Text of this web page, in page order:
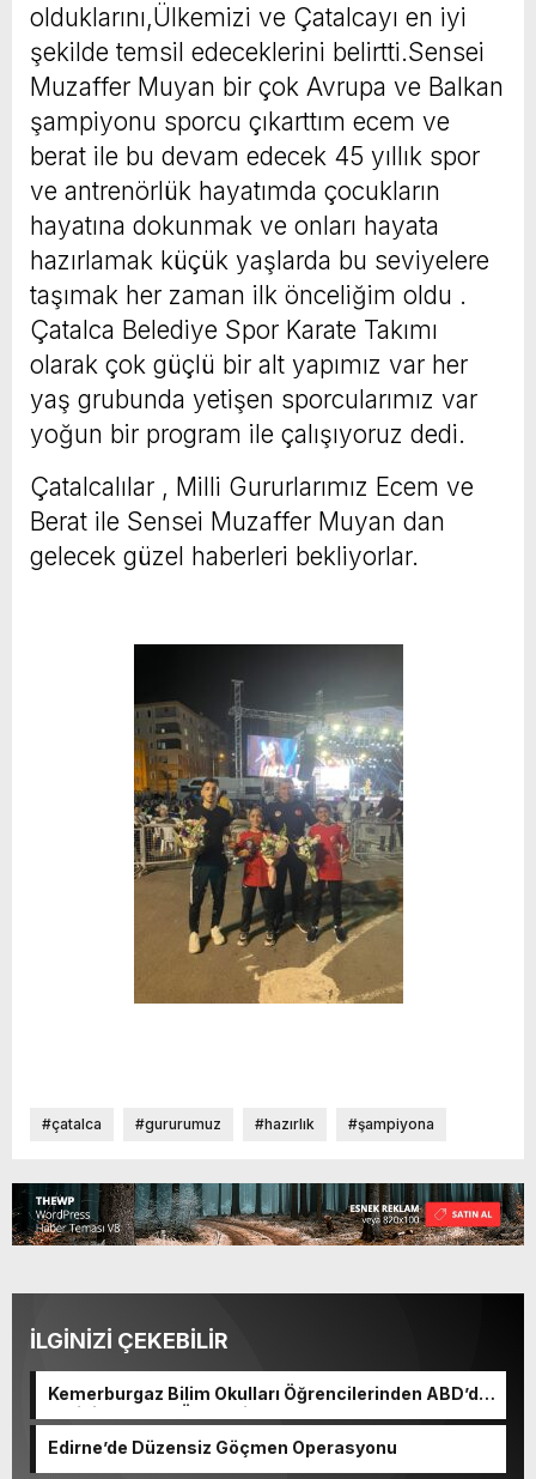
olduklarını,Ülkemizi ve Çatalcayı en iyi
şekilde temsil edeceklerini belirtti.Sensei
Muzaffer Muyan bir çok Avrupa ve Balkan
şampiyonu sporcu çıkarttım ecem ve
berat ile bu devam edecek 45 yıllık spor
ve antrenörlük hayatımda çocukların
hayatına dokunmak ve onları hayata
hazırlamak küçük yaşlarda bu seviyelere
taşımak her zaman ilk önceliğim oldu .
Çatalca Belediye Spor Karate Takımı
olarak çok güçlü bir alt yapımız var her
yaş grubunda yetişen sporcularımız var
yoğun bir program ile çalışıyoruz dedi.
Çatalcalılar , Milli Gururlarımız Ecem ve
Berat ile Sensei Muzaffer Muyan dan
gelecek güzel haberleri bekliyorlar.
#çatalca #gururumuz #hazırlık #şampiyona
İLGİNİZİ ÇEKEBİLİR
Kemerburgaz Bilim Okulları Öğrencilerinden ABD’de
Tarihi Başarı: 6 Öğrenci 14 Madalya Kazandı
Edirne’de Düzensiz Göçmen Operasyonu